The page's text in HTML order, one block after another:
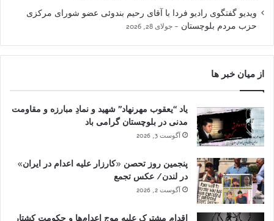
ویدیو گفتگوی رادیو فردا با آقای رحیم بندوئی عضو شورای مرکزی
حزب مردم بلوچستان
جولای 28, 2026
از میان خبر ها
یاد “یعقوب مهرنهاد” شهید و نمادِ مبارزه و مقاومت
مدنی در بلوچستان گرامی باد
آگوست 3, 2026
پنجمین روز تحصن «کارزار علیه اعدام در ایران»
در لندن/ عکس تجمع
آگوست 2, 2026
اقدام مشترک علیه موج اعدام‌ها و حکومت کشتار